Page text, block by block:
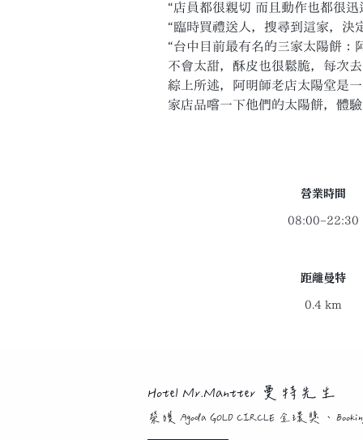
“店員都很親切 而且動作也都很
“臨時買禮送人，搜尋到這家，
“台中目前最有名的三家太陽餅
不會太甜，酥皮也很鬆脆，每次
綜上所述，阿明師老店太陽堂是
家店品嚐一下他們的太陽餅，體
​營業時間
08:00–22:30
距離曼特
0.4 km
Hotel Mr.Mantter 曼特先生
榮獲 Agoda GOLD CIRCLE 金環獎、